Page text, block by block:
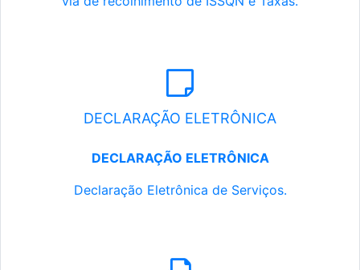
DECLARAÇÃO ELETRÔNICA
DECLARAÇÃO ELETRÔNICA
Declaração Eletrônica de Serviços.